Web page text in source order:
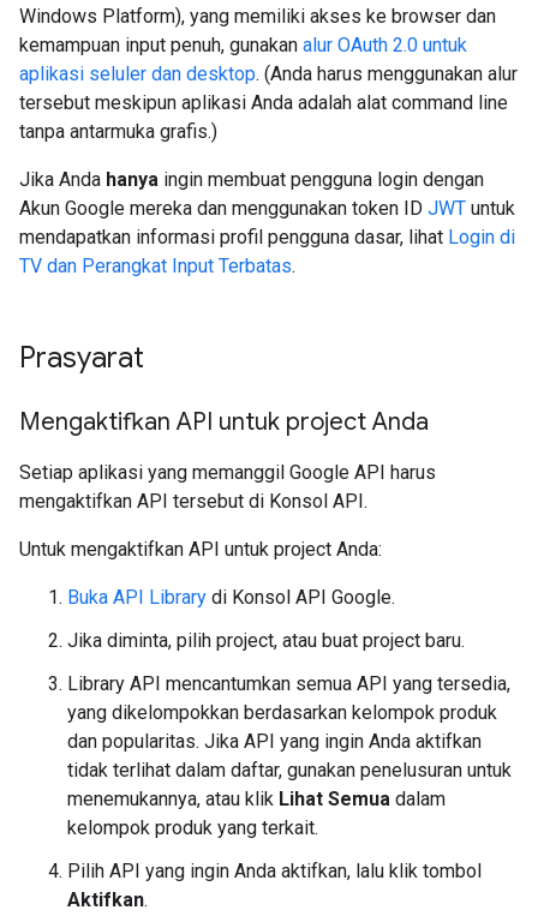
Windows Platform), yang memiliki akses ke browser dan
kemampuan input penuh, gunakan alur OAuth 2.0 untuk
aplikasi seluler dan desktop. (Anda harus menggunakan alur
tersebut meskipun aplikasi Anda adalah alat command line
tanpa antarmuka grafis.)
Jika Anda hanya ingin membuat pengguna login dengan
Akun Google mereka dan menggunakan token ID JWT untuk
mendapatkan informasi profil pengguna dasar, lihat Login di
TV dan Perangkat Input Terbatas.
Prasyarat
Mengaktifkan API untuk project Anda
Setiap aplikasi yang memanggil Google API harus
mengaktifkan API tersebut di Konsol API.
Untuk mengaktifkan API untuk project Anda:
Buka API Library di Konsol API Google.
Jika diminta, pilih project, atau buat project baru.
Library API mencantumkan semua API yang tersedia,
yang dikelompokkan berdasarkan kelompok produk
dan popularitas. Jika API yang ingin Anda aktifkan
tidak terlihat dalam daftar, gunakan penelusuran untuk
menemukannya, atau klik Lihat Semua dalam
kelompok produk yang terkait.
Pilih API yang ingin Anda aktifkan, lalu klik tombol
Aktifkan.